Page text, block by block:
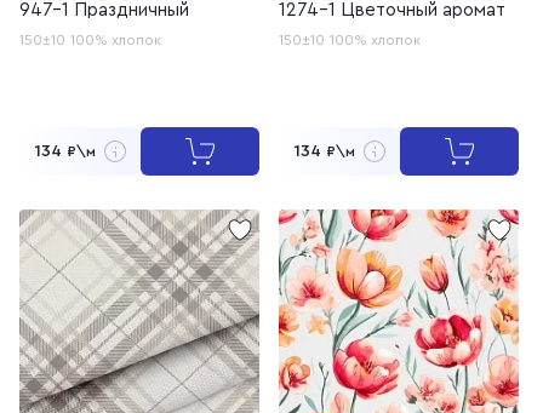
947-1 Праздничный
150±10 100% хлопок
134 ₽\м
1274-1 Цветочный аромат
150±10 100% хлопок
134 ₽\м